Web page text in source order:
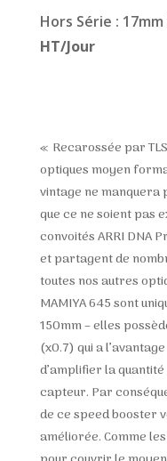
Hors Série :
HT/Jour
« Recarossée par
optiques moyen
vintage ne manquera
que ce ne soient pas
convoités ARRI DNA
et partagent de
toutes nos autres
MAMIYA 645 sont
150mm – elles
(x0.7) qui a
d’amplifier la
capteur. Par
de ce speed booster
améliorée. Comme